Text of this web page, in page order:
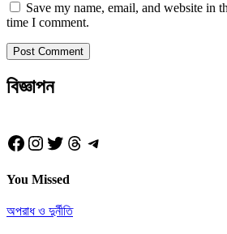
Save my name, email, and website in
time I comment.
বিজ্ঞাপন
Facebook
Instagram
Twitter
Threads
Telegram
You Missed
অপরাধ ও দুর্নীতি